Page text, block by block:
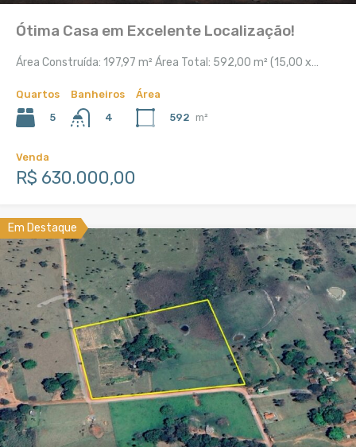
Ótima Casa em Excelente Localização!
Área Construída: 197,97 m² Área Total: 592,00 m² (15,00 x…
Quartos
5
Banheiros
4
Área
592 m²
Venda
R$ 630.000,00
Em Destaque